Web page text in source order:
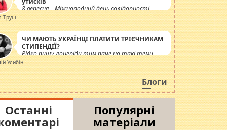
8 вересня – Міжнародний день солідарності
журналістів.
Труш
ЧИ МАЮТЬ УКРАЇНЦІ ПЛАТИТИ ТРІЄЧНИКАМ
СТИПЕНДІЇ?
Рідко пишу лонгріди тим паче на такі теми,
але вже просто дістало! Обурюють сьогоднішні
інсенуації навколо стипендіального питання.
Штучно роздувається ще одна соціальна
катастрофа.
Улибін
Блоги
Останні
Популярні
матеріали